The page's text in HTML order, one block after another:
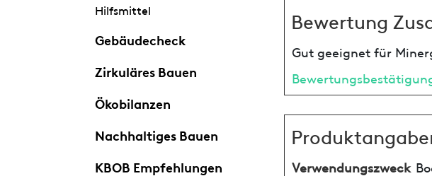
Hilfsmittel
Gebäudecheck
Zirkuläres Bauen
Ökobilanzen
Nachhaltiges Bauen
KBOB Empfehlungen
Bewertung
Gut geeignet für
Verwendungszweck